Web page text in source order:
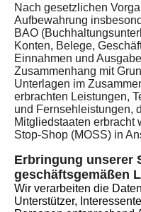
Nach gesetzlichen
Aufbewahrung
BAO
Konten, Belege,
Einnahmen und
Zusammenhang mit
Unterlagen im
erbrachten Leistungen,
und Fernsehleistungen,
Mitgliedstaaten erbracht
Stop-Shop (MOSS) in
Erbringung unserer
geschäftsgemäßen
Wir verarbeiten die
Unterstützer,